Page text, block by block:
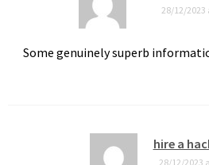
28/12/2023
Some genuinely superb
hire a
28/12/2023